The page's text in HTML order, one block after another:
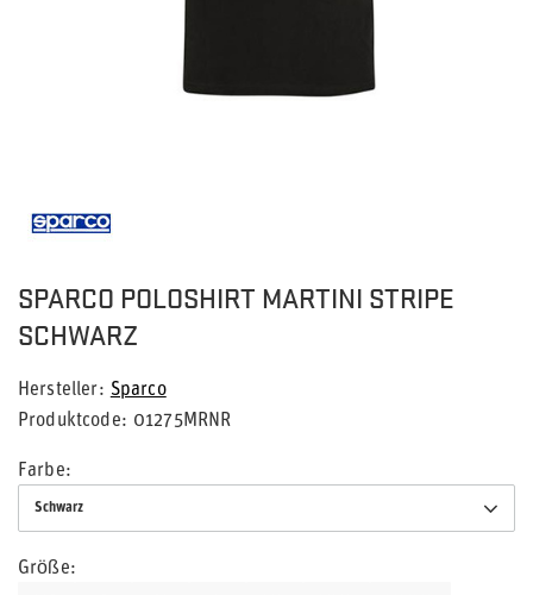
SPARCO POLOSHIRT MARTINI STRIPE
SCHWARZ
Hersteller
Sparco
Produktcode
01275MRNR
Farbe
Schwarz
Größe